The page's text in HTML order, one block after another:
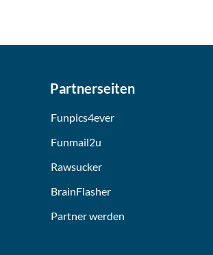
Partnerseiten
Funpics4ever
Funmail2u
Rawsucker
BrainFlasher
Partner werden